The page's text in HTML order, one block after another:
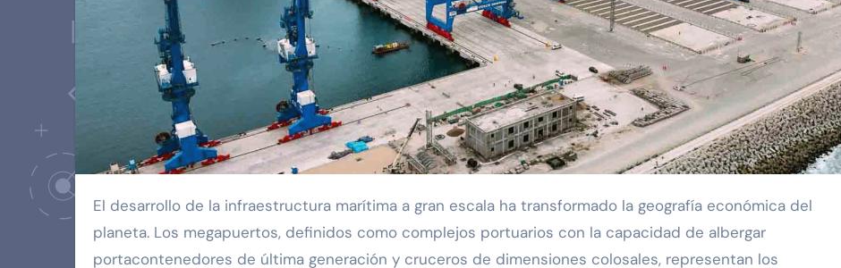
El desarrollo de la infraestructura marítima a gran escala ha transformado la geografía económica del
planeta. Los megapuertos, definidos como complejos portuarios con la capacidad de albergar
portacontenedores de última generación y cruceros de dimensiones colosales, representan los